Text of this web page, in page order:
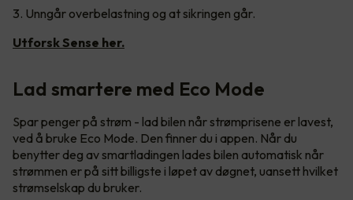
Unngår overbelastning og at sikringen går.
Utforsk Sense her.
Lad smartere med Eco Mode
Spar penger på strøm - lad bilen når strømprisene er lavest,
ved å bruke Eco Mode. Den finner du i appen. Når du
benytter deg av smartladingen lades bilen automatisk når
strømmen er på sitt billigste i løpet av døgnet, uansett hvilket
strømselskap du bruker.